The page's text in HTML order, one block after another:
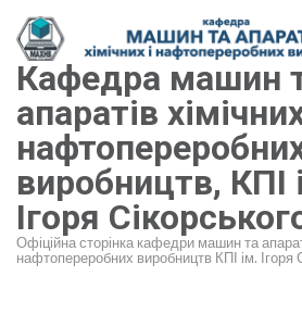
Перейти
до
вмісту
(натисніть
Enter)
Кафедра машин
апаратів
виробництв, КПІ
Ігоря
Офіційна сторінка кафедри машин та
нафтопереробних виробництв КПІ ім. Ігоря